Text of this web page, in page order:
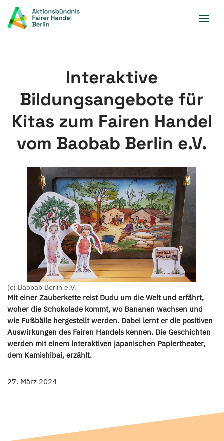
Zum
Interaktive
Bildungsangebote für
Kitas zum Fairen Handel
vom Baobab Berlin e.V.
(c) Baobab Berlin e.V.
Mit einer Zauberkette reist Dudu um die Welt und erfährt,
woher die Schokolade kommt, wo Bananen wachsen und
wie Fußbälle hergestellt werden. Dabei lernt er die positiven
Auswirkungen des Fairen Handels kennen. Die Geschichten
werden mit einem interaktiven japanischen Papiertheater,
dem Kamishibai, erzählt.
27. März 2024